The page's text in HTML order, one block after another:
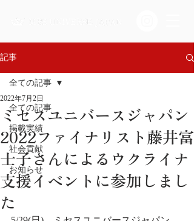
記事
全ての記事
掲載実績
社会貢献
お知らせ
全ての記事
ミセスユニバースジャパン
2022ファイナリスト藤井富
士子さんによるウクライナ
支援イベントに参加しまし
た
2022年7月2日